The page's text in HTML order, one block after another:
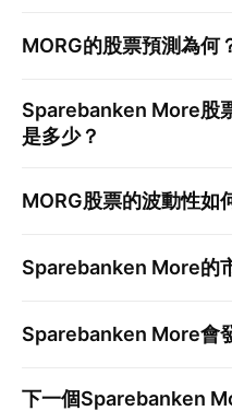
MORG的股票預測為何
Sparebanken More股
是多少？
MORG股票的波動性如
Sparebanken More的
Sparebanken More會
下一個Sparebanken